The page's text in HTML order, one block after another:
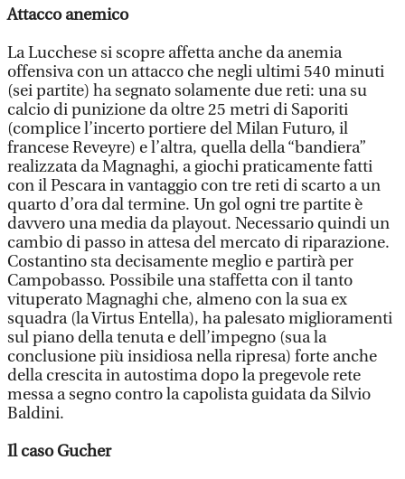
Attacco anemico
La Lucchese si scopre affetta anche da anemia
offensiva con un attacco che negli ultimi 540 minuti
(sei partite) ha segnato solamente due reti: una su
calcio di punizione da oltre 25 metri di Saporiti
(complice l’incerto portiere del Milan Futuro, il
francese Reveyre) e l’altra, quella della “bandiera”
realizzata da Magnaghi, a giochi praticamente fatti
con il Pescara in vantaggio con tre reti di scarto a un
quarto d’ora dal termine. Un gol ogni tre partite è
davvero una media da playout. Necessario quindi un
cambio di passo in attesa del mercato di riparazione.
Costantino sta decisamente meglio e partirà per
Campobasso. Possibile una staffetta con il tanto
vituperato Magnaghi che, almeno con la sua ex
squadra (la Virtus Entella), ha palesato miglioramenti
sul piano della tenuta e dell’impegno (sua la
conclusione più insidiosa nella ripresa) forte anche
della crescita in autostima dopo la pregevole rete
messa a segno contro la capolista guidata da Silvio
Baldini.
Il caso Gucher